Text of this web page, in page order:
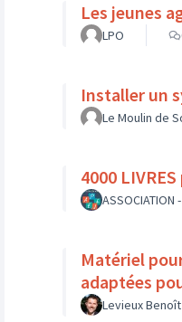
Les jeunes
LPO
Installer un
Le Moulin de
4000
Matériel
Levieux Benoît